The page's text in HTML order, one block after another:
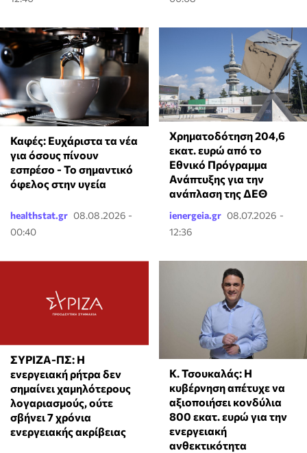
Καφές: Ευχάριστα τα νέα
για όσους πίνουν
εσπρέσο - Το σημαντικό
όφελος στην υγεία
healthstat.gr 08.08.2026 -
00:40
Χρηματοδότηση 204,6
εκατ. ευρώ από το
Εθνικό Πρόγραμμα
Ανάπτυξης για την
ανάπλαση της ΔΕΘ
ienergeia.gr 08.07.2026 -
12:36
ΣΥΡΙΖΑ-ΠΣ: Η
ενεργειακή ρήτρα δεν
σημαίνει χαμηλότερους
λογαριασμούς, ούτε
σβήνει 7 χρόνια
ενεργειακής ακρίβειας
Κ. Τσουκαλάς: Η
κυβέρνηση απέτυχε να
αξιοποιήσει κονδύλια
800 εκατ. ευρώ για την
ενεργειακή
ανθεκτικότητα